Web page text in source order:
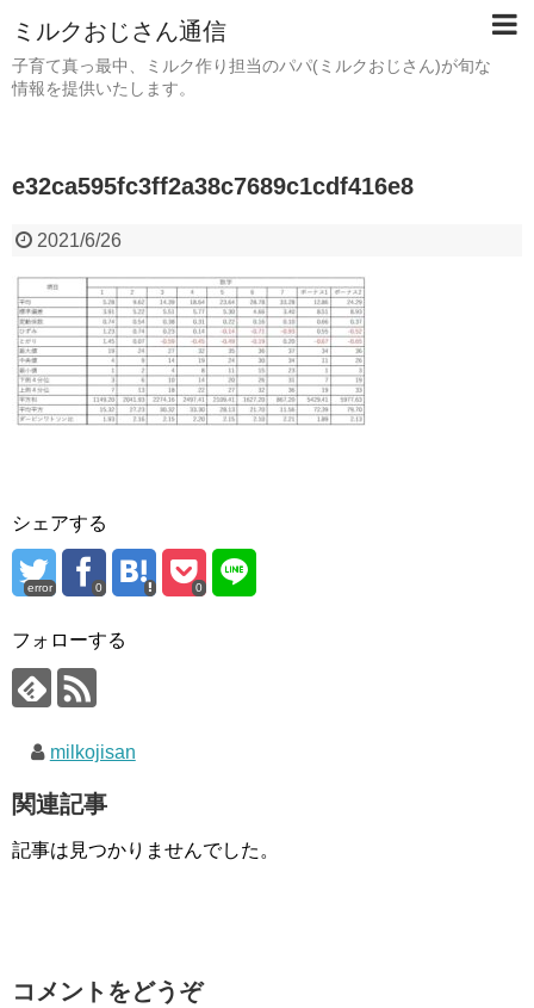
ミルクおじさん通信
子育て真っ最中、ミルク作り担当のパパ(ミルクおじさん)が旬な
情報を提供いたします。
e32ca595fc3ff2a38c7689c1cdf416e8
2021/6/26
シェアする
error 0 0
フォローする
milkojisan
関連記事
記事は見つかりませんでした。
コメントをどうぞ